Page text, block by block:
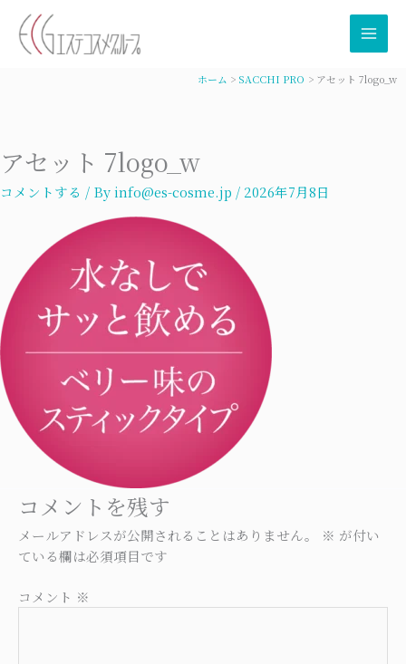
ホーム SACCHI PRO アセット 7logo_w
アセット 7logo_w
コメントする / Byinfo@es-cosme.jp / 2026年7月8日
コメントを残す
メールアドレスが公開されることはありません。 ※ が付い
ている欄は必須項目です
コメント ※